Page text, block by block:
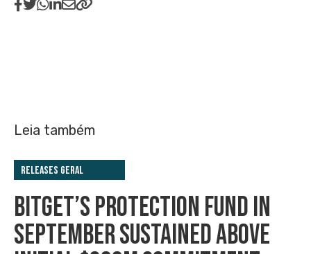
Leia também
Releases Geral
BITGET’S PROTECTION FUND IN
SEPTEMBER SUSTAINED ABOVE